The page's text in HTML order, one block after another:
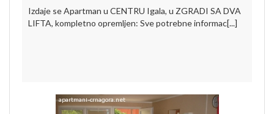
Izdaje se Apartman u CENTRU Igala, u ZGRADI SA DVA
LIFTA, kompletno opremljen: Sve potrebne informac[...]